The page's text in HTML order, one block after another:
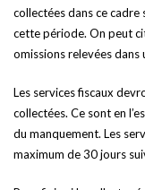
collectées dans ce
cette période. On peut
omissions relevées dans
Les services fiscaux
collectées. Ce sont en
du manquement. Les
maximum de 30 jours